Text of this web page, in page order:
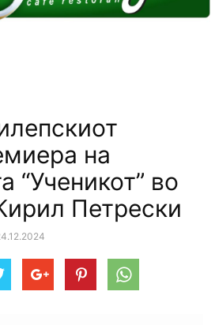
на
“Ученикот” во
Петрески